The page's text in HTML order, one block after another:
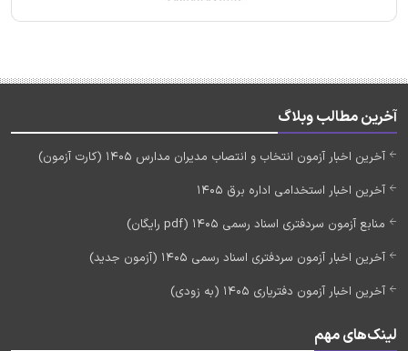
آخرین مطالب وبلاگ
آخرین اخبار آزمون انتخاب و انتصاب مدیران مدارس 1405 (کارت آزمون)
آخرین اخبار استخدامی اداره برق 1405
منابع آزمون سردفتری اسناد رسمی 1405 (pdf رایگان)
آخرین اخبار آزمون سردفتری اسناد رسمی 1405 (آزمون جدید)
آخرین اخبار آزمون دفتریاری 1405 (به زودی)
لینک‌های مهم